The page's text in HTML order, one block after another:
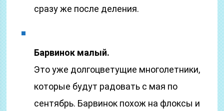
сразу же после деления.
Барвинок малый.
Это уже долгоцветущие многолетники,
которые будут радовать с мая по
сентябрь. Барвинок похож на флоксы и